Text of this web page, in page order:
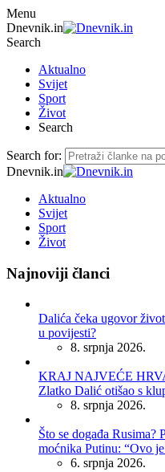
Menu
Dnevnik.in
Search
Aktualno
Svijet
Sport
Život
Search
Search for:
Dnevnik.in
Aktualno
Svijet
Sport
Život
Najnoviji članci
Dalića čeka ugovor
u povijesti?
8. srpnja 2026.
KRAJ NAJVEĆE
Zlatko Dalić otišao s
8. srpnja 2026.
Što se događa Rusima?
moćnika Putinu: “Ovo
6. srpnja 2026.